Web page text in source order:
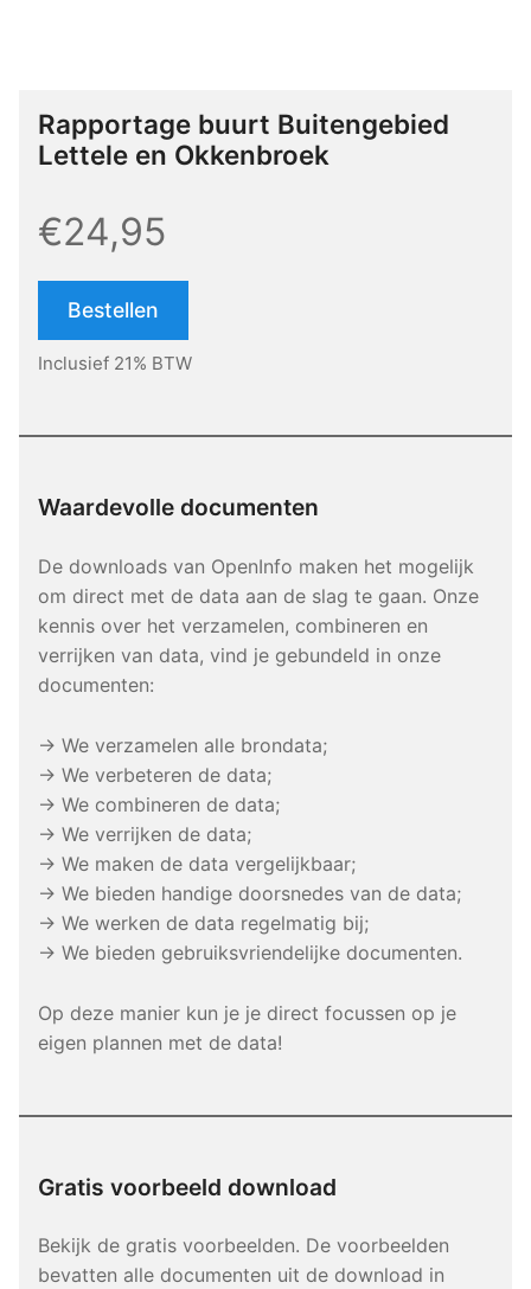
Rapportage buurt Buitengebied
Lettele en Okkenbroek
€24,95
Bestellen
Inclusief 21% BTW
Waardevolle documenten
De downloads van OpenInfo maken het mogelijk
om direct met de data aan de slag te gaan. Onze
kennis over het verzamelen, combineren en
verrijken van data, vind je gebundeld in onze
documenten:
→ We verzamelen alle brondata;
→ We verbeteren de data;
→ We combineren de data;
→ We verrijken de data;
→ We maken de data vergelijkbaar;
→ We bieden handige doorsnedes van de data;
→ We werken de data regelmatig bij;
→ We bieden gebruiksvriendelijke documenten.
Op deze manier kun je je direct focussen op je
eigen plannen met de data!
Gratis voorbeeld download
Bekijk de gratis voorbeelden. De voorbeelden
bevatten alle documenten uit de download in